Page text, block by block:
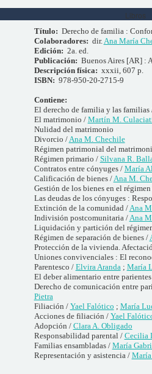
Libros
Título: Derecho de familia :
Colaboradores: dir. Ana María
Edición: 2a. ed.
Publicación: Buenos Aires [AR] :
Descripción física: xxxii, 607 p.
ISBN: 978-950-20-2715-9
Contiene:
El derecho de familia y las familias
El matrimonio / Martín M.
Nulidad del matrimonio
Divorcio / Ana M. Chechile
Régimen patrimonial del
Régimen primario / Silvana R.
Contratos entre cónyuges / María
Calificación de bienes / Ana M.
Gestión de los bienes en el
Las deudas de los cónyuges :
Extinción de la comunidad / Ana
Indivisión postcomunitaria / Ana
Liquidación y partición del
Régimen de separación de bienes /
Protección de la vivienda.
Uniones convivenciales : El
Parentesco / Elvira Aranda ; María
El deber alimentario entre
Derecho de comunicación entre
Pietra
Filiación / Yael Falótico ; María
Acciones de filiación / Yael
Adopción / Clara A. Obligado
Responsabilidad parental / Cecilia
Familias ensambladas / María
Representación y asistencia /